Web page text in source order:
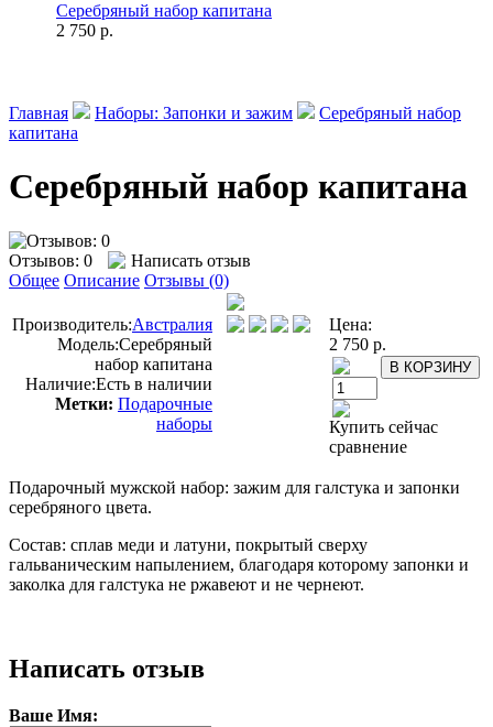
Серебряный набор капитана
2 750 р.
Главная Наборы: Запонки и зажим
Серебряный набор
капитана
Серебряный набор капитана
Отзывов: 0
Написать отзыв
Общее Описание Отзывы (0)
Производитель:Австралия
Модель:Серебряный
набор капитана
Наличие:Есть в наличии
Метки: Подарочные
наборы
Цена:
2 750 р.
Купить сейчас
сравнение
Подарочный мужской набор: зажим для галстука и запонки
серебряного цвета.
Состав: сплав меди и латуни, покрытый сверху
гальваническим напылением, благодаря которому запонки и
заколка для галстука не ржавеют и не чернеют.
Написать отзыв
Ваше Имя: